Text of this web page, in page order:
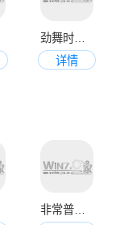
详情
非常普通的鹿正版